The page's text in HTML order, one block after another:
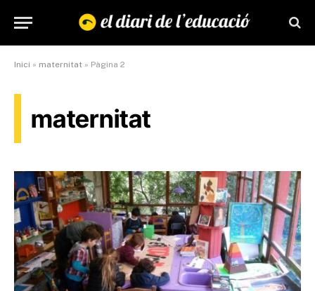
Inici » maternitat » Pàgina 2
maternitat